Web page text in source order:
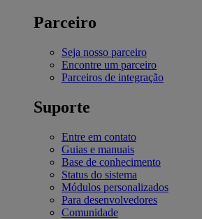
Parceiro
Seja nosso parceiro
Encontre um parceiro
Parceiros de integração
Suporte
Entre em contato
Guias e manuais
Base de conhecimento
Status do sistema
Módulos personalizados
Para desenvolvedores
Comunidade